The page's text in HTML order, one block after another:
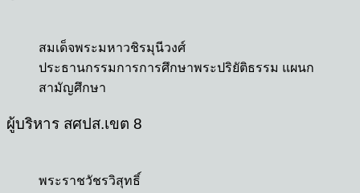
สมเด็จพระมหาวชิรมุนีวงศ์
ประธานกรรมการการศึกษาพระปริยัติธรรม แผนก
สามัญศึกษา
ผู้บริหาร สศปส.เขต 8
พระราชวัชรวิสุทธิ์